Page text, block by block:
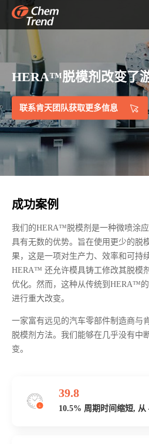
HERA™脱模剂改变了
联系肯天团队获取更多信息
成功案例
我们的HERA™脱模剂是一种微喷涂
具有无数的优势。旨在使用更少的脱
果，这是一项对生产力、效率和可持
HERA™ 还允许模具铸工修改其脱模
优化。然而，这种从传统到HERA™
进行重大改变。
一家富有远见的汽车零部件制造商与
脱模剂方法。我们能够在几乎没有中
变。
39.8
10.5% 周期时间缩短, 从